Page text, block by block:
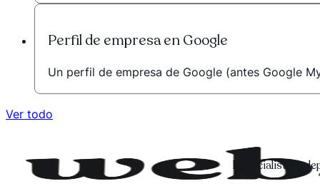
Perfil de empresa en Google
Un perfil de empresa de Google (antes Google
Ver todo
Especialista